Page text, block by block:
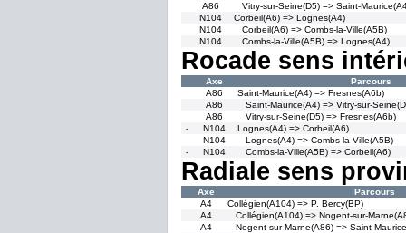
A86
Vitry-sur-Seine(D5) => Saint-
N104
Corbeil(A6) => Lognes(A4)
N104
Corbeil(A6) => Combs-la-Ville(A5B)
N104
Combs-la-Ville(A5B) => Lognes(A4)
Rocade sens
Axe
Parcours
A86
Saint-Maurice(A4) => Fresnes(A6b)
A86
Saint-Maurice(A4) => Vitry-sur-
A86
Vitry-sur-Seine(D5) => Fresnes(A6b)
-
N104
Lognes(A4) => Corbeil(A6)
N104
Lognes(A4) => Combs-la-Ville(A5B)
-
N104 Combs-la-Ville(A5B) => Corbeil(A6)
Radiale sens
Axe
Parcours
A4
Collégien(A104) => P. Bercy(BP)
A4
Collégien(A104) => Nogent-sur-
A4
Nogent-sur-Marne(A86) => Saint-